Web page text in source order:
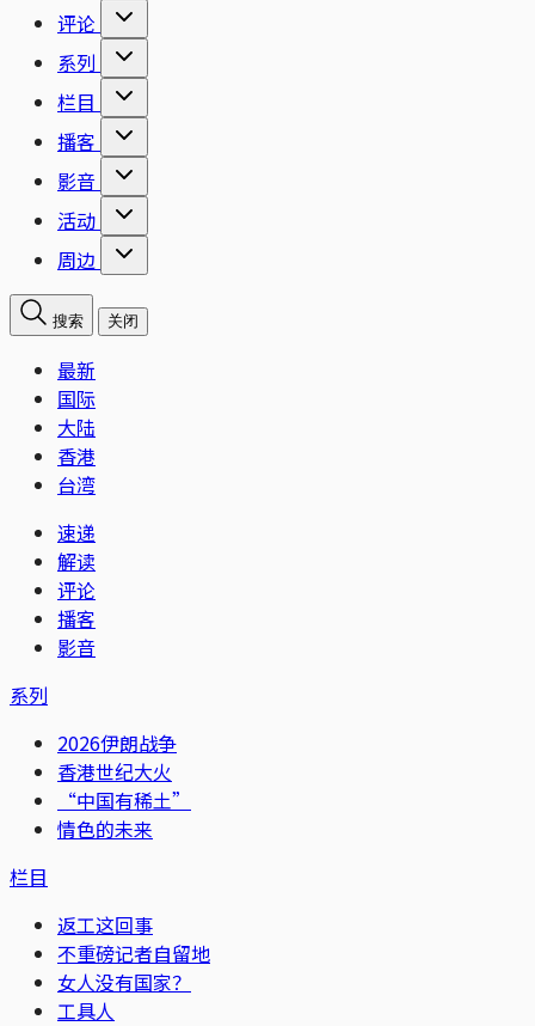
评论
系列
栏目
播客
影音
活动
周边
搜索 关闭
最新
国际
大陆
香港
台湾
速递
解读
评论
播客
影音
系列
2026伊朗战争
香港世纪大火
“中国有稀土”
情色的未来
栏目
返工这回事
不重磅记者自留地
女人没有国家？
工具人